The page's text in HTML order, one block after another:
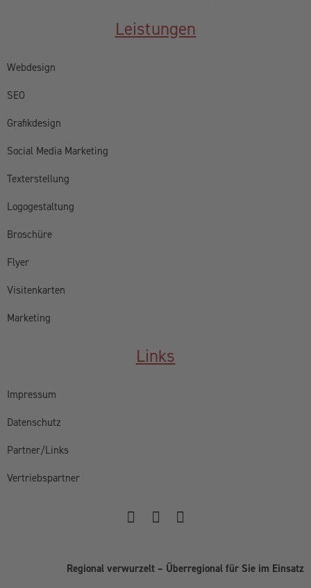
Leistungen
Webdesign
SEO
Grafikdesign
Social Media Marketing
Texterstellung
Logogestaltung
Broschüre
Flyer
Visitenkarten
Marketing
Links
Impressum
Datenschutz
Partner/Links
Vertriebspartner
Regional verwurzelt – Überregional für Sie im Einsatz